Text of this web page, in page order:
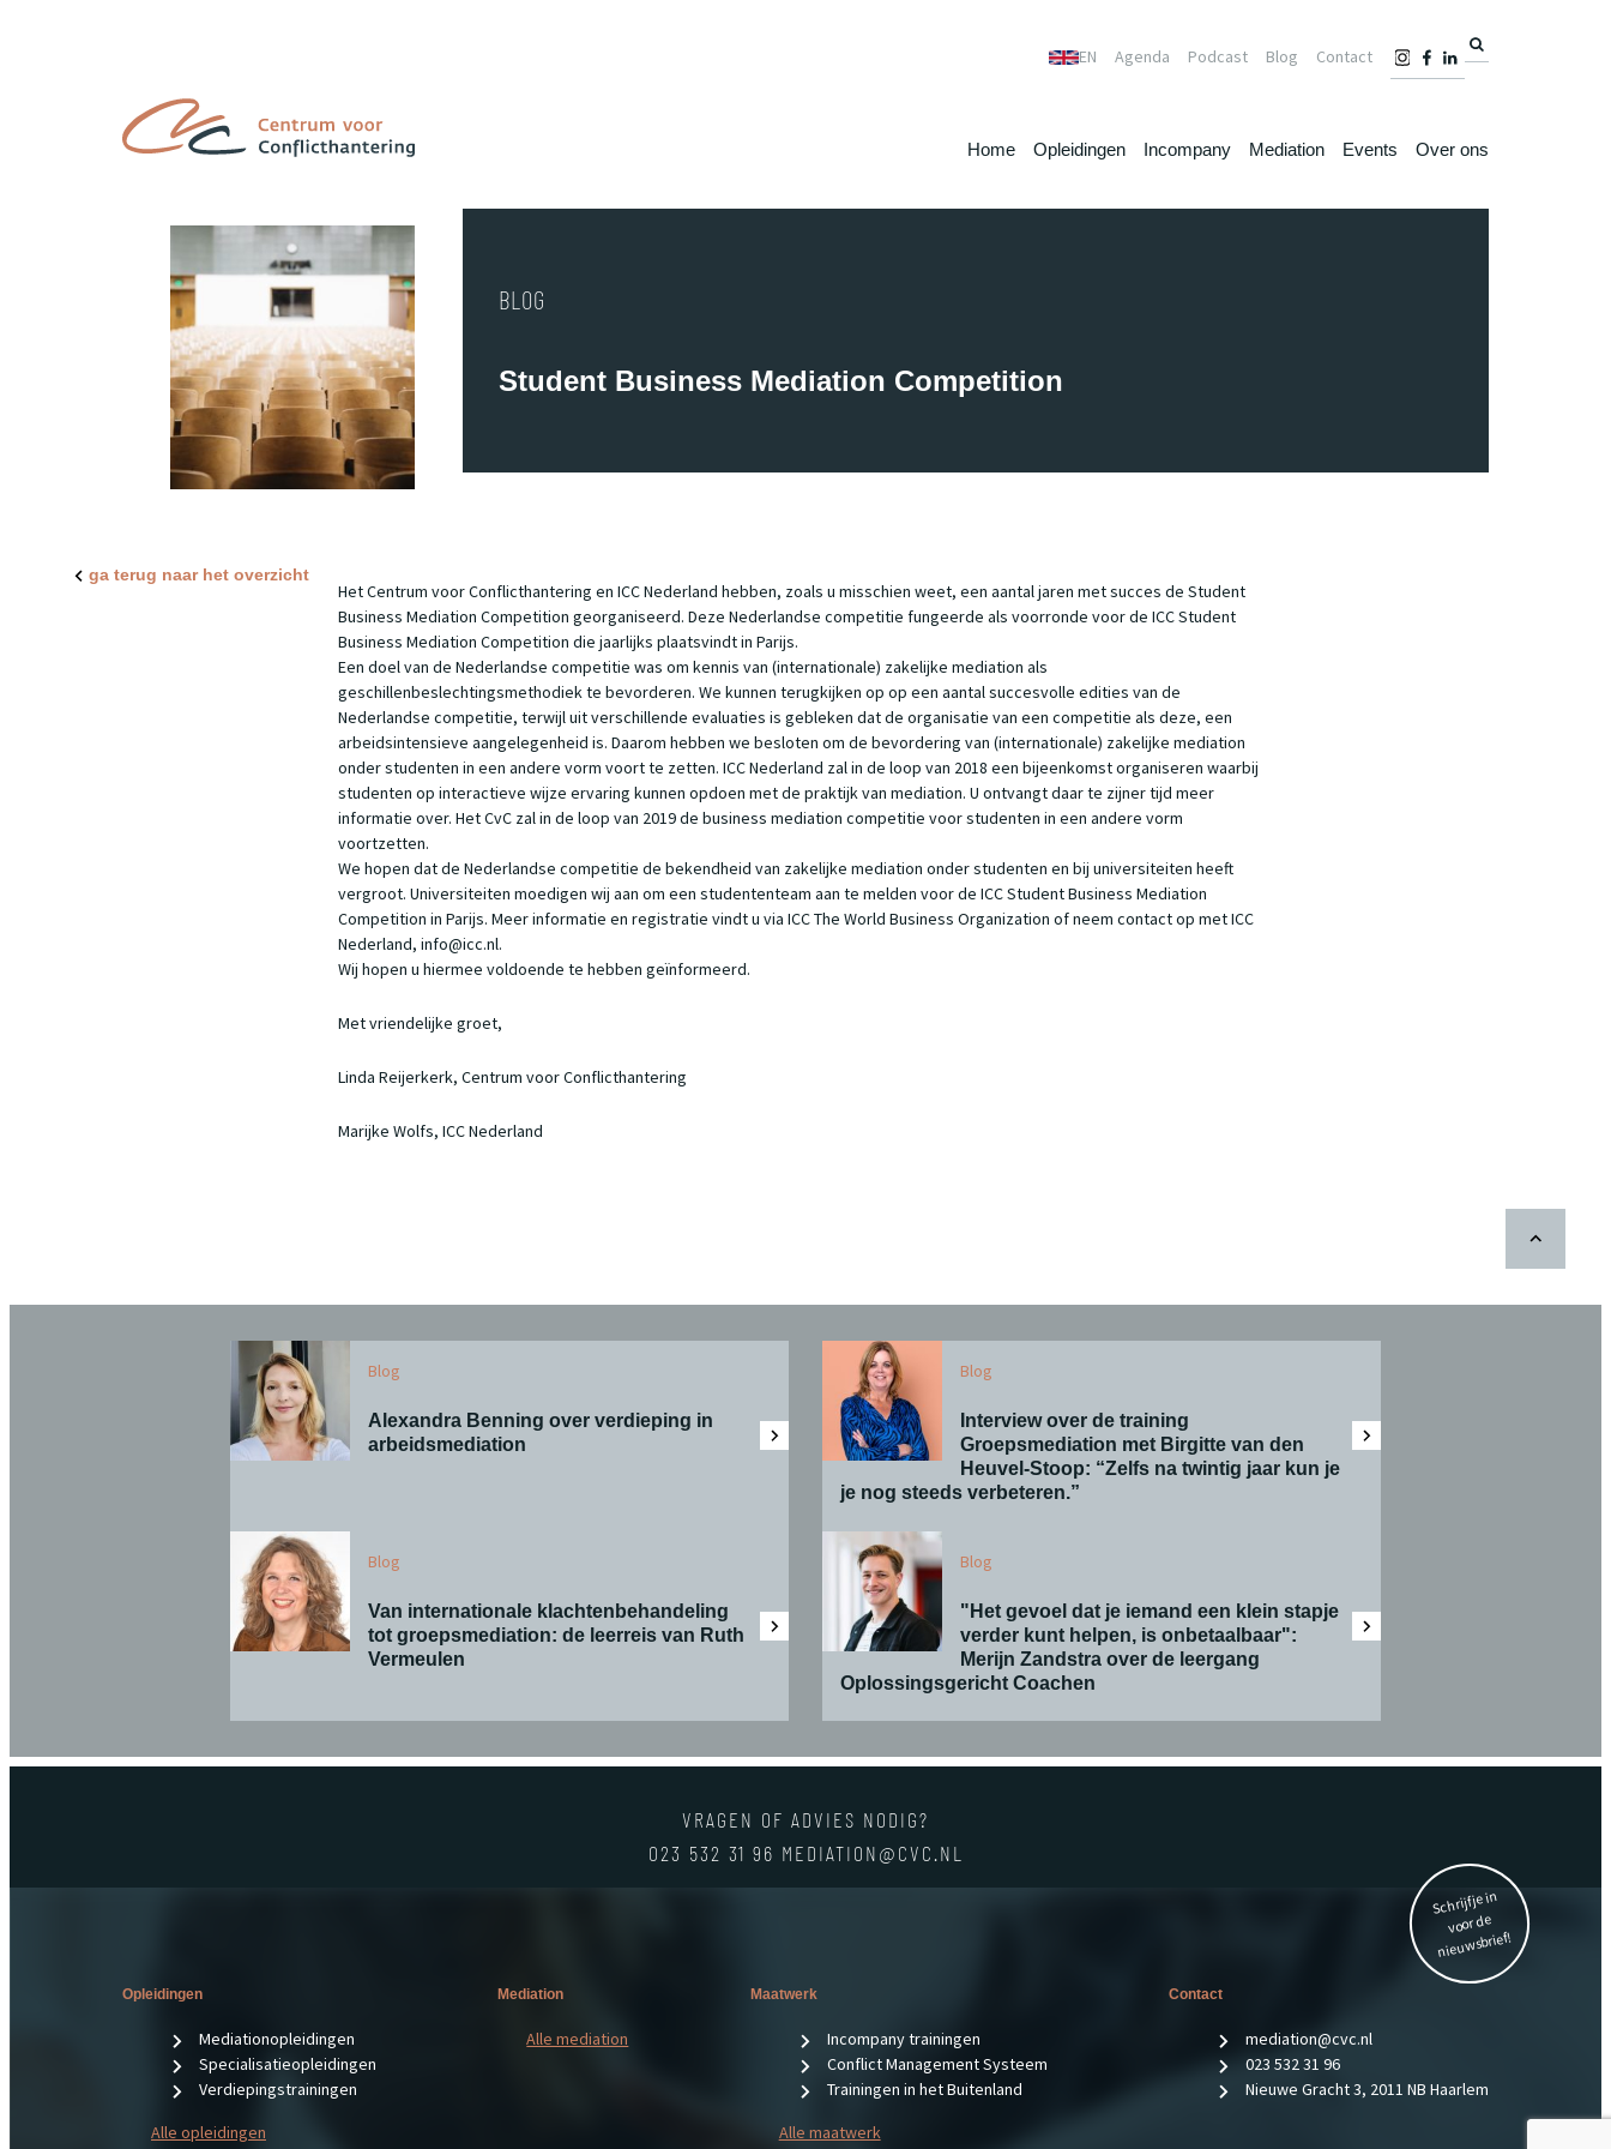
Home Opleidingen Incompany Mediation Events Over ons
EN Agenda Podcast Blog Contact
BLOG
Student Business Mediation Competition
ga terug naar het overzicht
Het Centrum voor Conflicthantering en ICC Nederland hebben, zoals u misschien weet, een aantal jaren met succes de Student
Business Mediation Competition georganiseerd. Deze Nederlandse competitie fungeerde als voorronde voor de ICC Student
Business Mediation Competition die jaarlijks plaatsvindt in Parijs.
Een doel van de Nederlandse competitie was om kennis van (internationale) zakelijke mediation als
geschillenbeslechtingsmethodiek te bevorderen. We kunnen terugkijken op op een aantal succesvolle edities van de
Nederlandse competitie, terwijl uit verschillende evaluaties is gebleken dat de organisatie van een competitie als deze, een
arbeidsintensieve aangelegenheid is. Daarom hebben we besloten om de bevordering van (internationale) zakelijke mediation
onder studenten in een andere vorm voort te zetten. ICC Nederland zal in de loop van 2018 een bijeenkomst organiseren waarbij
studenten op interactieve wijze ervaring kunnen opdoen met de praktijk van mediation. U ontvangt daar te zijner tijd meer
informatie over. Het CvC zal in de loop van 2019 de business mediation competitie voor studenten in een andere vorm
voortzetten.
We hopen dat de Nederlandse competitie de bekendheid van zakelijke mediation onder studenten en bij universiteiten heeft
vergroot. Universiteiten moedigen wij aan om een studententeam aan te melden voor de ICC Student Business Mediation
Competition in Parijs. Meer informatie en registratie vindt u via ICC The World Business Organization of neem contact op met ICC
Nederland, info@icc.nl.
Wij hopen u hiermee voldoende te hebben geïnformeerd.
Met vriendelijke groet,
Linda Reijerkerk, Centrum voor Conflicthantering
Marijke Wolfs, ICC Nederland
Blog
Alexandra Benning over verdieping in
arbeidsmediation
Blog
Interview over de training
Groepsmediation met Birgitte van den
Heuvel-Stoop: “Zelfs na twintig jaar kun je
je nog steeds verbeteren.”
Blog
Van internationale klachtenbehandeling
tot groepsmediation: de leerreis van Ruth
Vermeulen
Blog
"Het gevoel dat je iemand een klein stapje
verder kunt helpen, is onbetaalbaar":
Merijn Zandstra over de leergang
Oplossingsgericht Coachen
VRAGEN OF ADVIES NODIG?
023 532 31 96 MEDIATION@CVC.NL
Opleidingen
Mediationopleidingen
Specialisatieopleidingen
Verdiepingstrainingen
Alle opleidingen
Mediation
Alle mediation
Maatwerk
Incompany trainingen
Conflict Management Systeem
Trainingen in het Buitenland
Alle maatwerk
Contact
mediation@cvc.nl
023 532 31 96
Nieuwe Gracht 3, 2011 NB Haarlem
Schrijf je in
voor de
nieuwsbrief!